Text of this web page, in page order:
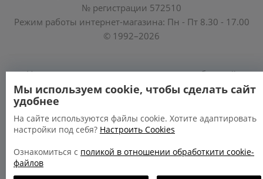
№ регистрации 572510
Режим работы интернет-магазина: Пн - Пт 8.30 - 17.00
© 1992–2026
Уполномоченные по защите прав потребителей
облисполкомов, Минского горисполкома:
https://www.mart.gov.by/activity/zashchita-prav-
potrebiteley/
БРЕСТСКАЯ ОБЛАСТЬ тел. (80162) 26 97 69;
Мы используем cookie, чтобы сделать сайт
удобнее
На сайте используются файлы cookie. Хотите адаптировать
настройки под себя? Настроить Cookies
Ознакомиться с поликой в отношении обработкити cookie-
файлов